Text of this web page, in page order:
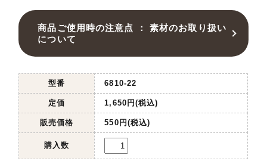
商品ご使用時の注意点 ： 素材のお取り扱い
について
型番 6810-22
定価 1,650円(税込)
販売価格 550円(税込)
購入数